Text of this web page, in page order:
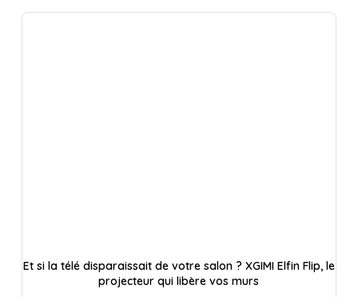
Et si la télé disparaissait de votre salon ? XGIMI Elfin Flip, le
projecteur qui libère vos murs